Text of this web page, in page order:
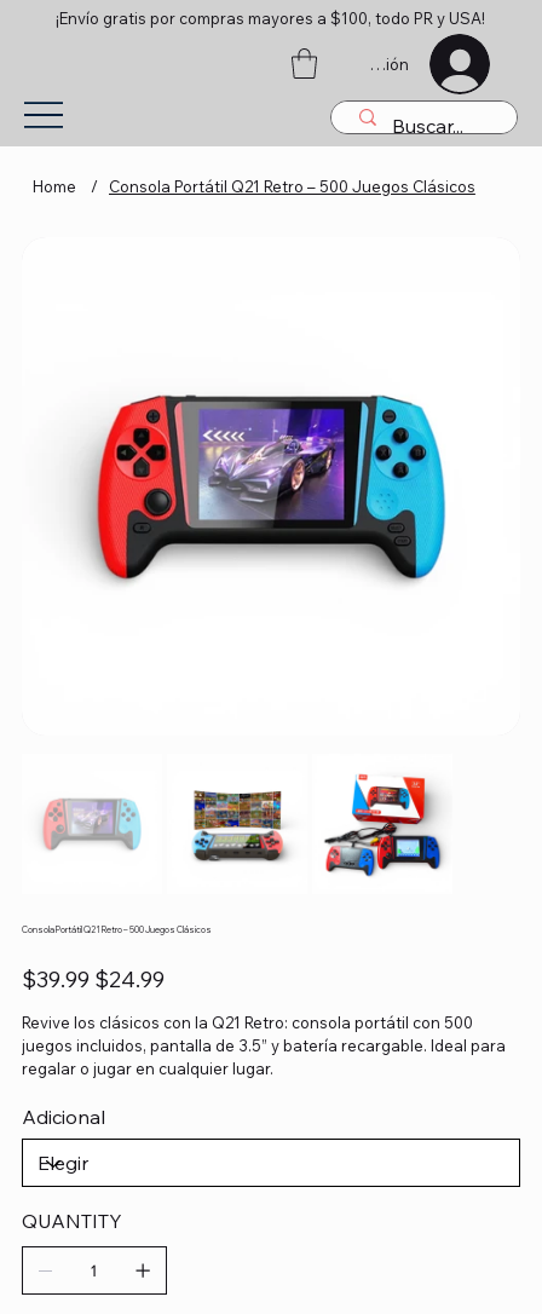
¡Envío gratis por compras mayores a $100, todo PR y USA!
Iniciar sesión
Home / Consola Portátil Q21 Retro – 500 Juegos Clásicos
Consola Portátil Q21 Retro – 500 Juegos Clásicos
Precio
original
$39.99
Precio
de
$24.99
Revive los clásicos con la Q21 Retro: consola portátil con 500
juegos incluidos, pantalla de 3.5” y batería recargable. Ideal para
regalar o jugar en cualquier lugar.
Adicional
QUANTITY